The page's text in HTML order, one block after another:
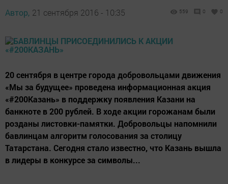
Автор, 21 сентября 2016 - 10:35 559 0 0
20 сентября в центре города добровольцами движения
«Мы за будущее» проведена информационная акция
«#200Казань» в поддержку появления Казани на
банкноте в 200 рублей. В ходе акции горожанам были
розданы листовки-памятки. Добровольцы напомнили
бавлинцам алгоритм голосования за столицу
Татарстана. Сегодня стало известно, что Казань вышла
в лидеры в конкурсе за символы...